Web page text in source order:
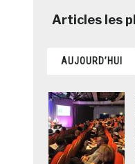
AUJOURD’HUI